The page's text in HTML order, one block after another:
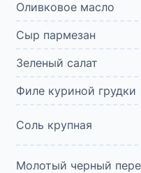
Оливковое масло
Сыр пармезан
Зеленый салат
Филе куриной грудки
Соль крупная
Молотый черный